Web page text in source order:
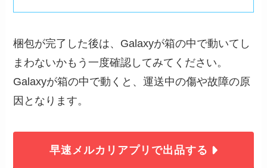
梱包が完了した後は、Galaxyが箱の中で動いてし
まわないかもう一度確認してみてください。
Galaxyが箱の中で動くと、運送中の傷や故障の原
因となります。
早速メルカリアプリで出品する